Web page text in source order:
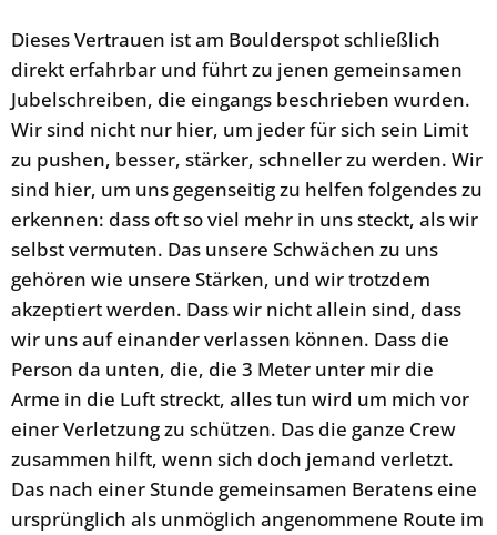
Dieses Vertrauen ist am Boulderspot schließlich
direkt erfahrbar und führt zu jenen gemeinsamen
Jubelschreiben, die eingangs beschrieben wurden.
Wir sind nicht nur hier, um jeder für sich sein Limit
zu pushen, besser, stärker, schneller zu werden. Wir
sind hier, um uns gegenseitig zu helfen folgendes zu
erkennen: dass oft so viel mehr in uns steckt, als wir
selbst vermuten. Das unsere Schwächen zu uns
gehören wie unsere Stärken, und wir trotzdem
akzeptiert werden. Dass wir nicht allein sind, dass
wir uns auf einander verlassen können. Dass die
Person da unten, die, die 3 Meter unter mir die
Arme in die Luft streckt, alles tun wird um mich vor
einer Verletzung zu schützen. Das die ganze Crew
zusammen hilft, wenn sich doch jemand verletzt.
Das nach einer Stunde gemeinsamen Beratens eine
ursprünglich als unmöglich angenommene Route im